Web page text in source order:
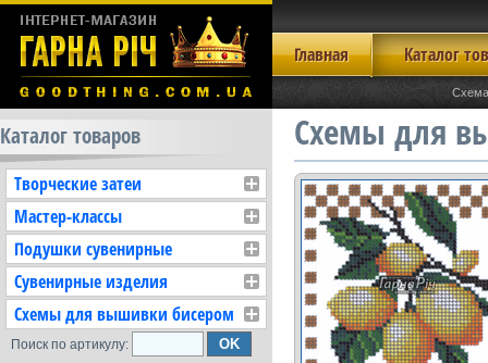
Главная Каталог
Каталог товаров
Творческие затеи
Мастер-классы
Подушки сувенирные
Сувенирные изделия
Схемы для вышивки бисером
Поиск по артикулу:
Схемы для